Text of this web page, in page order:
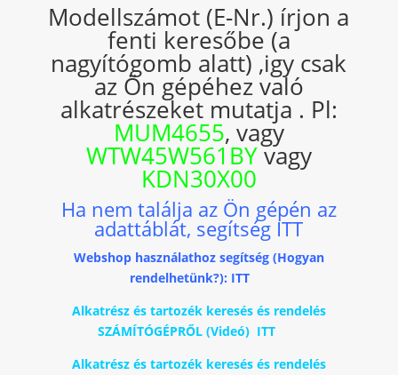
Modellszámot (E-Nr.) írjon a
fenti keresőbe (a
nagyítógomb alatt) ,igy csak
az Ön gépéhez való
alkatrészeket mutatja . Pl:
MUM4655, vagy
WTW45W561BYvagy
KDN30X00
Ha nem találja az Ön gépén az
adattáblát, segítség ITT
Webshop használathoz segítség (Hogyan
rendelhetünk?): ITT
Alkatrész és tartozék keresés és rendelés
SZÁMÍTÓGÉPRŐL (Videó) ITT
Alkatrész és tartozék keresés és rendelés